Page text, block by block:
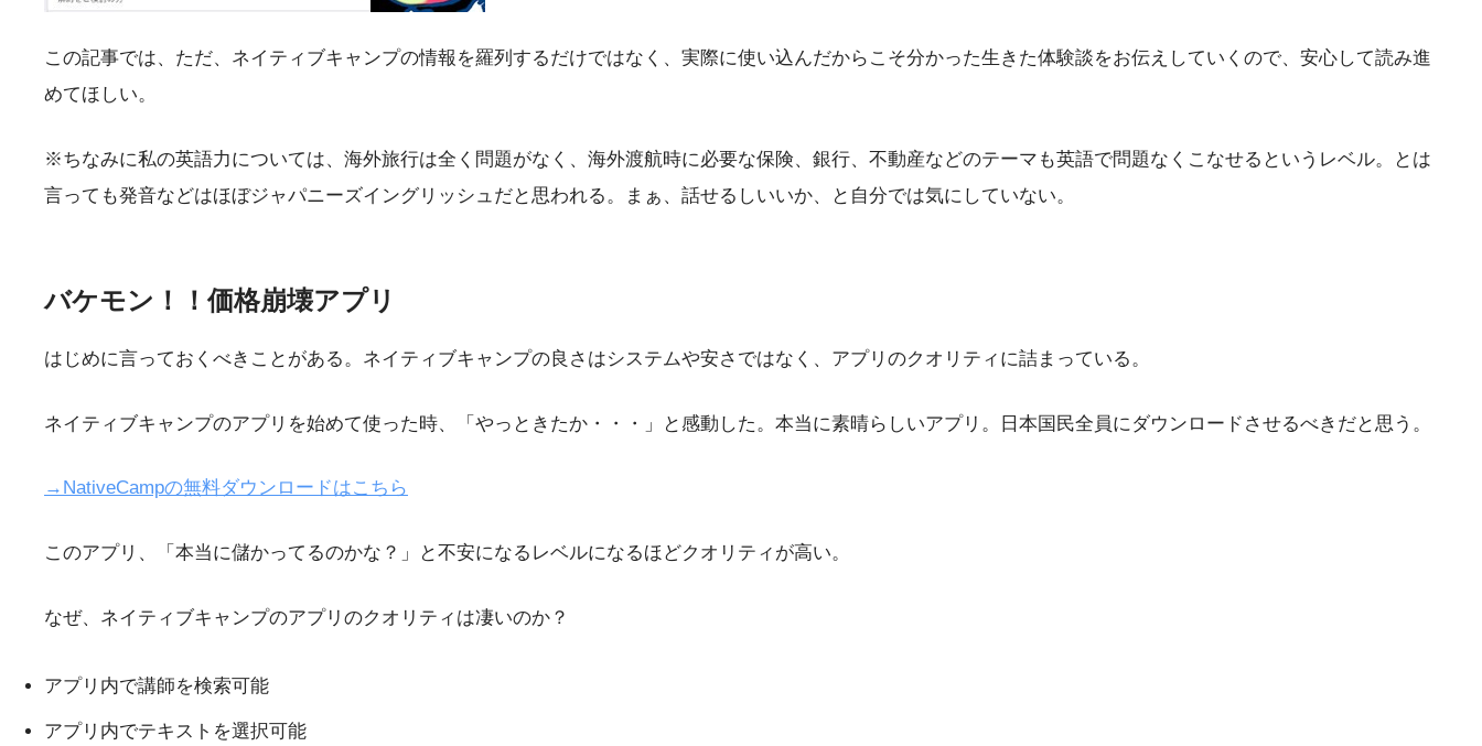
この記事では、ただ、ネイティブキャンプの情報を羅列するだけではなく、実際に使い込んだからこそ分かった生きた体験談をお伝えしていくので、安心して読み進
めてほしい。
※ちなみに私の英語力については、海外旅行は全く問題がなく、海外渡航時に必要な保険、銀行、不動産などのテーマも英語で問題なくこなせるというレベル。とは
言っても発音などはほぼジャパニーズイングリッシュだと思われる。まぁ、話せるしいいか、と自分では気にしていない。
バケモン！！価格崩壊アプリ
はじめに言っておくべきことがある。ネイティブキャンプの良さはシステムや安さではなく、アプリのクオリティに詰まっている。
ネイティブキャンプのアプリを始めて使った時、「やっときたか・・・」と感動した。本当に素晴らしいアプリ。日本国民全員にダウンロードさせるべきだと思う。
→NativeCampの無料ダウンロードはこちら
このアプリ、「本当に儲かってるのかな？」と不安になるレベルになるほどクオリティが高い。
なぜ、ネイティブキャンプのアプリのクオリティは凄いのか？
アプリ内で講師を検索可能
アプリ内でテキストを選択可能